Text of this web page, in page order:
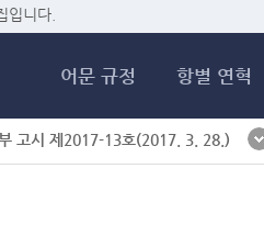
입니다.
어문 규정 항별 연혁
고시 제2017-13호(2017. 3. 28.)